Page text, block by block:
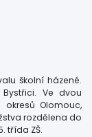
školní házené.
Ve dvou
Olomouc,
rozdělena do
třída ZŠ.